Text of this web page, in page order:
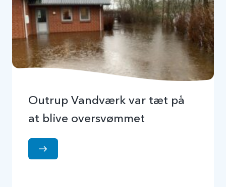
Outrup Vandværk var tæt på
at blive oversvømmet